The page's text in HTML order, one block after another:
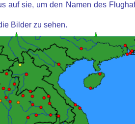
auf sie, um den Namen des
Bilder zu sehen.